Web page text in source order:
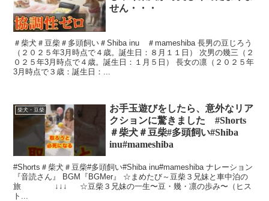
せん・・・
＃柴犬＃豆柴＃多頭飼い＃Shiba inu ＃mameshiba 長男の豆じろう
（２０２５年3月時点で４歳。誕生日：８月１１日） 次男の幾三（２
０２５年3月時点で４歳。誕生日：１月５日） 長女の凛（２０２５年
3月時点で３歳：誕生日：...
柴犬・豆柴
お手玉遊びをしたら、意外なリア
クションに驚きました #Shorts
＃柴犬＃豆柴#多頭飼い#Shiba
inu#mameshiba
#Shorts＃柴犬＃豆柴#多頭飼い#Shiba inu#mameshiba ナレーション
『音読さん』 BGM『BGMer』 ☆まめたび～豆柴３兄妹と車中泊の
旅 ↓↓↓ ☆豆柴３兄妹の一生〜豆・幾・凛の歩み〜（ヒス
ト...